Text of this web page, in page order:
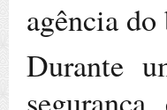
agência do
Durante